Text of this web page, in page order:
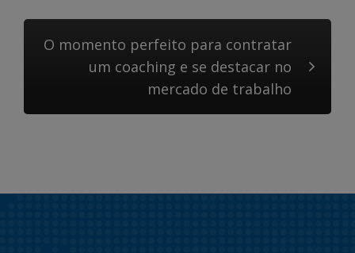
O momento perfeito para contratar
um coaching e se destacar no
mercado de trabalho